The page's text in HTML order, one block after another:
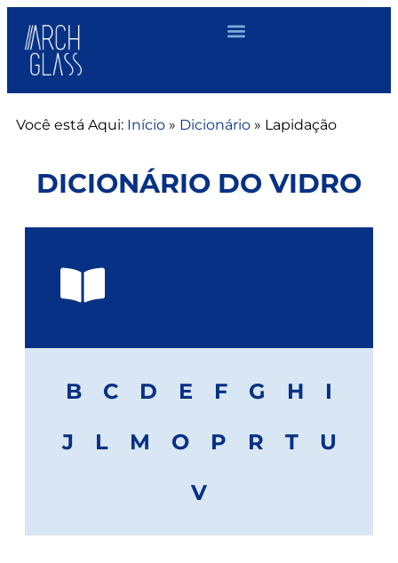
Você está Aqui: Início » Dicionário » Lapidação
DICIONÁRIO DO VIDRO
B C D E F G H
I
J
L M O P R T
U
V